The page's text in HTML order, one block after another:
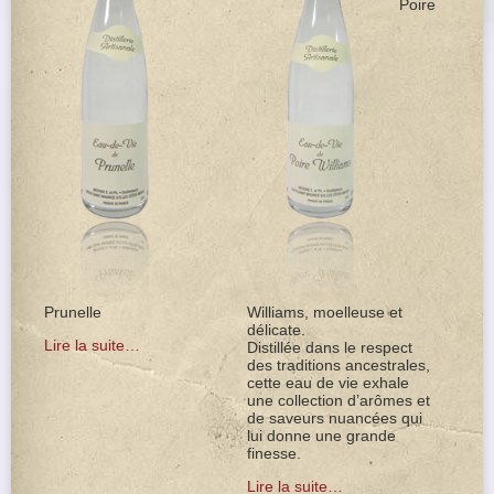
Prunelle
Lire la suite…
Poire
Williams, moelleuse et
délicate.
Distillée dans le respect
des traditions ancestrales,
cette eau de vie exhale
une collection d’arômes et
de saveurs nuancées qui
lui donne une grande
finesse.
Lire la suite…